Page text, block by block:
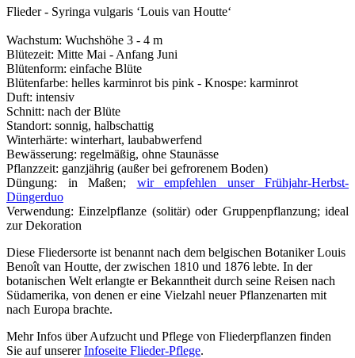
Flieder - Syringa vulgaris ‘Louis van Houtte‘
Wachstum: Wuchshöhe 3 - 4 m
Blütezeit: Mitte Mai - Anfang Juni
Blütenform: einfache Blüte
Blütenfarbe: helles karminrot bis pink - Knospe: karminrot
Duft: intensiv
Schnitt: nach der Blüte
Standort: sonnig, halbschattig
Winterhärte: winterhart, laubabwerfend
Bewässerung: regelmäßig, ohne Staunässe
Pflanzzeit: ganzjährig (außer bei gefrorenem Boden)
Düngung: in Maßen; wir empfehlen unser Frühjahr-Herbst-
Düngerduo
Verwendung: Einzelpflanze (solitär) oder Gruppenpflanzung; ideal
zur Dekoration
Diese Fliedersorte ist benannt nach dem belgischen Botaniker Louis
Benoît van Houtte, der zwischen 1810 und 1876 lebte. In der
botanischen Welt erlangte er Bekanntheit durch seine Reisen nach
Südamerika, von denen er eine Vielzahl neuer Pflanzenarten mit
nach Europa brachte.
Mehr Infos über Aufzucht und Pflege von Fliederpflanzen finden
Sie auf unsererInfoseite Flieder-Pflege.